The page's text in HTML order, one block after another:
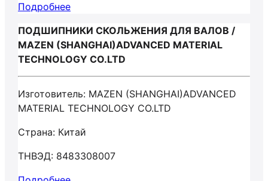
Подробнее
ПОДШИПНИКИ СКОЛЬЖЕНИЯ ДЛЯ ВАЛОВ /
MAZEN (SHANGHAI)ADVANCED MATERIAL
TECHNOLOGY CO.LTD
Изготовитель: MAZEN (SHANGHAI)ADVANCED
MATERIAL TECHNOLOGY CO.LTD
Страна: Китай
ТНВЭД: 8483308007